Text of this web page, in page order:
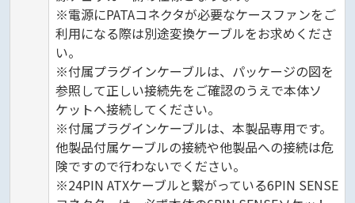
※電源にPATAコネクタが必要なケースファンをご
利用になる際は別途変換ケーブルをお求めくださ
い。
※付属プラグインケーブルは、パッケージの図を
参照して正しい接続先をご確認のうえで本体ソ
ケットへ接続してください。
※付属プラグインケーブルは、本製品専用です。
他製品付属ケーブルの接続や他製品への接続は危
険ですので行わないでください。
※24PIN ATXケーブルと繋がっている6PIN SENSE